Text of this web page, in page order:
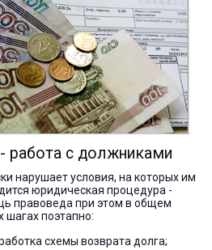
работа с должниками
нарушает условия, на которых им
юридическая процедура -
правоведа при этом в общем
поэтапно:
схемы возврата долга;